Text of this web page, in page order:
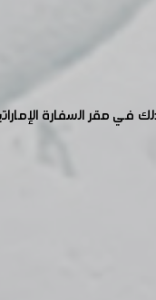
في مقر السفارة